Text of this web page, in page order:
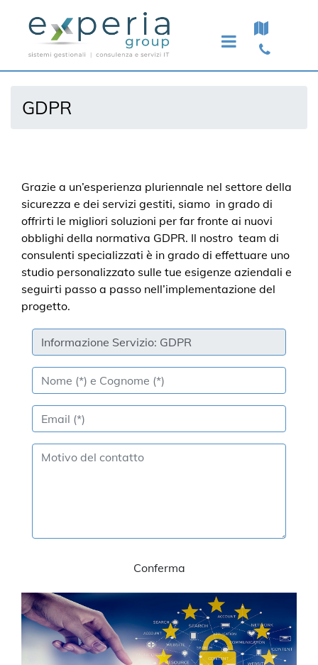
Open menu
GDPR
Grazie a un’esperienza pluriennale nel settore della
sicurezza e dei servizi gestiti, siamo in grado di
offrirti le migliori soluzioni per far fronte ai nuovi
obblighi della normativa GDPR. Il nostro team di
consulenti specializzati è in grado di effettuare uno
studio personalizzato sulle tue esigenze aziendali e
seguirti passo a passo nell’implementazione del
progetto.